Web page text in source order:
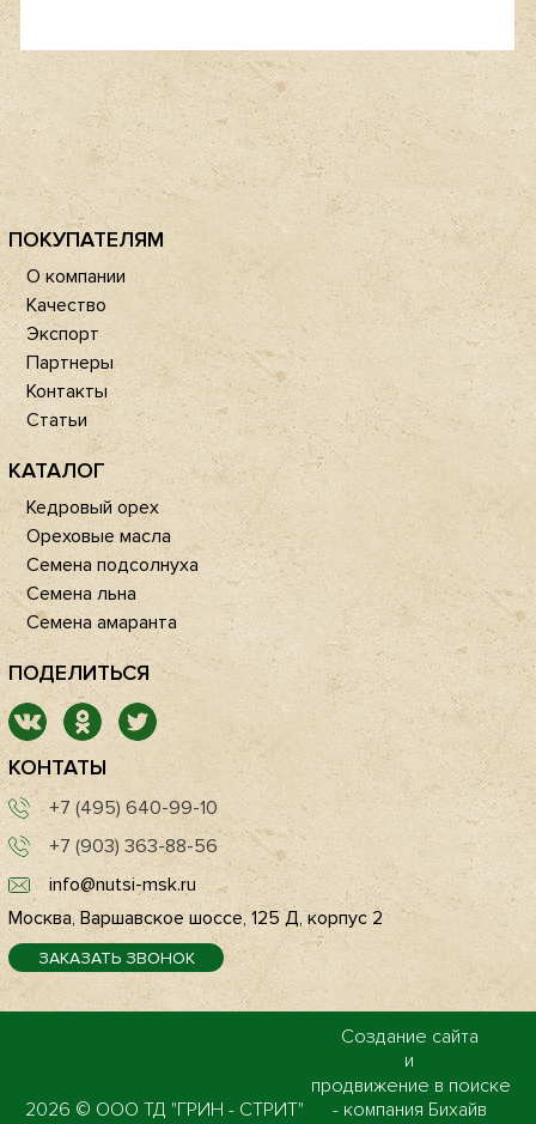
ПОКУПАТЕЛЯМ
О компании
Качество
Экспорт
Партнеры
Контакты
Статьи
КАТАЛОГ
Кедровый орех
Ореховые масла
Семена подсолнуха
Семена льна
Семена амаранта
ПОДЕЛИТЬСЯ
КОНТАТЫ
+7 (495) 640-99-10
+7 (903) 363-88-56
info@nutsi-msk.ru
Москва, Варшавское шоссе, 125 Д, корпус 2
ЗАКАЗАТЬ ЗВОНОК
2026 © ООО ТД "ГРИН - СТРИТ"
Создание сайта
и
продвижение в поиске
- компания Бихайв